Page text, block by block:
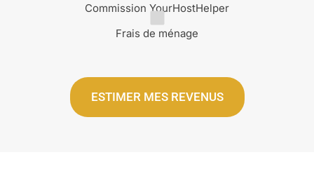
Commission YourHostHelper
Frais de ménage
ESTIMER MES REVENUS